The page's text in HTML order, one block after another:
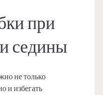
при
седины
не только
и избегать